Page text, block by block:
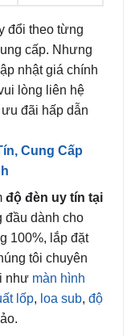
đổi theo từng
cấp. Nhưng
nhật giá chính
lòng liên hệ
đãi hấp dẫn
Cung Cấp
độ đèn uy tín tại
đầu dành cho
100%, lắp đặt
tôi chuyên
như màn hình
lốp, loa sub, độ